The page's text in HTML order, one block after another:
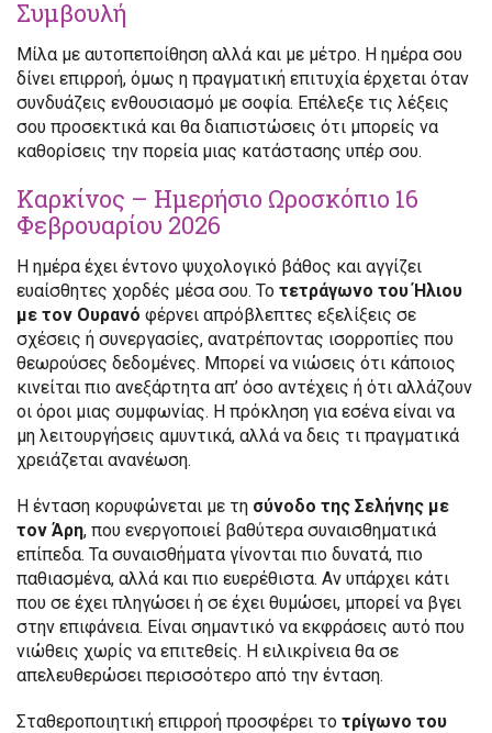
Συμβουλή
Μίλα με αυτοπεποίθηση αλλά και με μέτρο. Η ημέρα σου
δίνει επιρροή, όμως η πραγματική επιτυχία έρχεται όταν
συνδυάζεις ενθουσιασμό με σοφία. Επέλεξε τις λέξεις
σου προσεκτικά και θα διαπιστώσεις ότι μπορείς να
καθορίσεις την πορεία μιας κατάστασης υπέρ σου.
Καρκίνος – Ημερήσιο Ωροσκόπιο 16
Φεβρουαρίου 2026
Η ημέρα έχει έντονο ψυχολογικό βάθος και αγγίζει
ευαίσθητες χορδές μέσα σου. Το τετράγωνο του Ήλιου
με τον Ουρανό φέρνει απρόβλεπτες εξελίξεις σε
σχέσεις ή συνεργασίες, ανατρέποντας ισορροπίες που
θεωρούσες δεδομένες. Μπορεί να νιώσεις ότι κάποιος
κινείται πιο ανεξάρτητα απ’ όσο αντέχεις ή ότι αλλάζουν
οι όροι μιας συμφωνίας. Η πρόκληση για εσένα είναι να
μη λειτουργήσεις αμυντικά, αλλά να δεις τι πραγματικά
χρειάζεται ανανέωση.
Η ένταση κορυφώνεται με τη σύνοδο της Σελήνης με
τον Άρη, που ενεργοποιεί βαθύτερα συναισθηματικά
επίπεδα. Τα συναισθήματα γίνονται πιο δυνατά, πιο
παθιασμένα, αλλά και πιο ευερέθιστα. Αν υπάρχει κάτι
που σε έχει πληγώσει ή σε έχει θυμώσει, μπορεί να βγει
στην επιφάνεια. Είναι σημαντικό να εκφράσεις αυτό που
νιώθεις χωρίς να επιτεθείς. Η ειλικρίνεια θα σε
απελευθερώσει περισσότερο από την ένταση.
Σταθεροποιητική επιρροή προσφέρει το τρίγωνο του